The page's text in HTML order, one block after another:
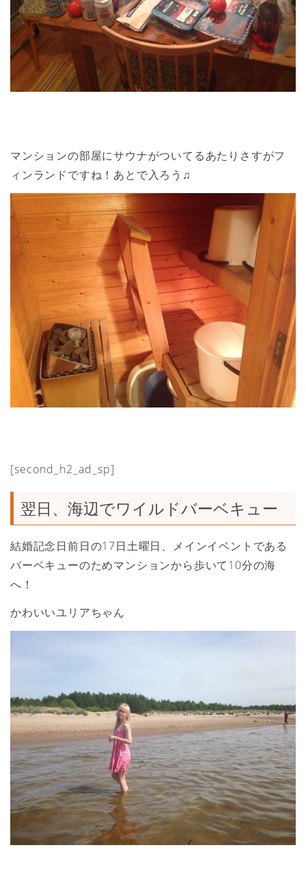
マンションの部屋にサウナがついてるあたりさすがフ
ィンランドですね！あとで入ろう♫
[second_h2_ad_sp]
翌日、海辺でワイルドバーベキュー
結婚記念日前日の17日土曜日、メインイベントである
バーベキューのためマンションから歩いて10分の海
へ！
かわいいユリアちゃん